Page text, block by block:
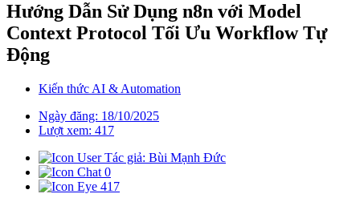
Hướng Dẫn Sử Dụng n8n với Model
Context Protocol Tối Ưu Workflow Tự
Động
Kiến thức AI & Automation
Ngày đăng: 18/10/2025
Lượt xem: 417
Tác giả: Bùi Mạnh Đức
0
417